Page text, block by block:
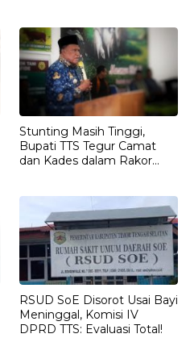
Stunting Masih Tinggi,
Bupati TTS Tegur Camat
dan Kades dalam Rakor
RSUD SoE Disorot Usai Bayi
Meninggal, Komisi IV
DPRD TTS: Evaluasi Total!